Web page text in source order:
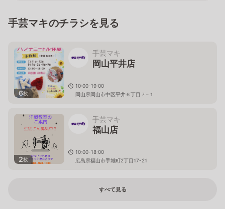
手芸マキのチラシを見る
6枚
手芸マキ
岡山平井店
10:00-19:00
岡山県岡山市中区平井６丁目７−１
2枚
手芸マキ
福山店
10:00-18:00
広島県福山市手城町2丁目17-21
すべて見る